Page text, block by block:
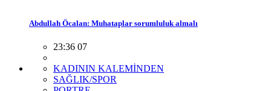
Abdullah Öcalan: Muhataplar sorumluluk almalı
23:36 07
KADININ KALEMİNDEN
SAĞLIK/SPOR